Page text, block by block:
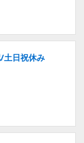
土日祝休み